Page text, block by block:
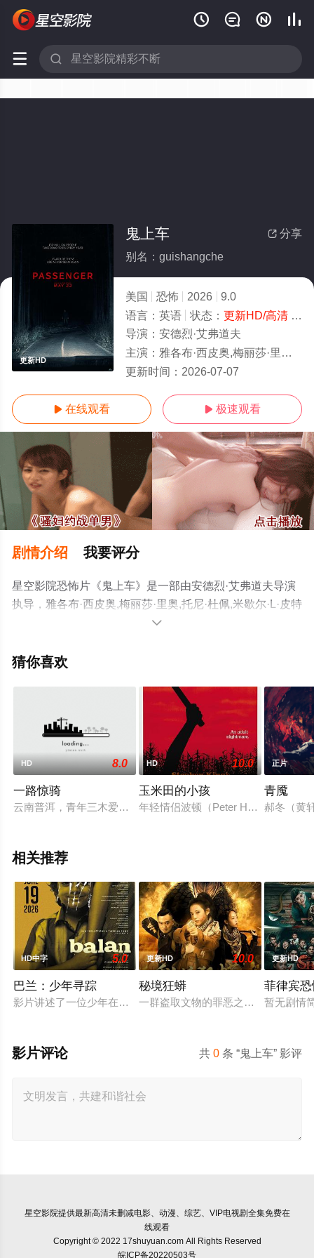
   
 
更新HD
 分享
鬼上车
别名：guishangche
美国 恐怖 2026
9.0
语言： 英语 状态： 更新HD/高清- 免费在线观看
导演： 安德烈·艾弗道夫
主演： 雅各布·西皮奥,梅丽莎·里奥,托尼·杜佩,米歇尔·L·皮特斯,卢·洛贝尔,德薇埃尔·约翰逊,邦妮·迪肖恩,
更新时间： 2026-07-07
 在线观看  极速观看
剧情介绍 我要评分
星空影院恐怖片《鬼上车》是一部由安德烈·艾弗道夫导演
执导，雅各布·西皮奥,梅丽莎·里奥,托尼·杜佩,米歇尔·L·皮特
斯,卢·洛贝尔,德薇埃尔·约翰逊,邦妮·迪肖恩,布雷特·贝德罗
观看高清无删减完整版电影大全就上星空电影网，更多相

猜你喜欢
HD 8.0
一路惊骑
云南普洱，青年三木爱上了来打工的小芭蕉，小芭蕉告诉三木
HD 10.0
玉米田的小孩
年轻情侣波顿（Peter Horton 饰）和
正片
青魇
郝冬（黄
相关推荐
HD中字 5.0
巴兰：少年寻踪
影片讲述了一位少年在动荡的童年中长大，母亲又突然失踪后
更新HD 10.0
秘境狂蟒
一群盗取文物的罪恶之徒，在一次盗
更新HD
菲律宾
暂无剧情
共0 条 “鬼上车” 影评
影片评论
星空影院提供最新高清未删减电影、动漫、综艺、VIP电视剧全集免费在
线观看
Copyright © 2022 17shuyuan.com All Rights Reserved
皖ICP备20220503号